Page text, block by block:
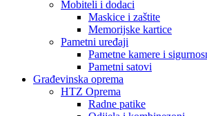
Mobiteli i dodaci
Maskice i zaštite
Memorijske kartice
Pametni uređaji
Pametne kamere i
Pametni satovi
Građevinska oprema
HTZ Oprema
Radne patike